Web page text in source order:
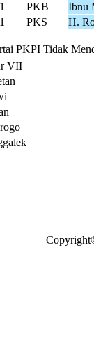
1 PKB
Ibnu
1 PKS H.
PKPI Tidak
VII